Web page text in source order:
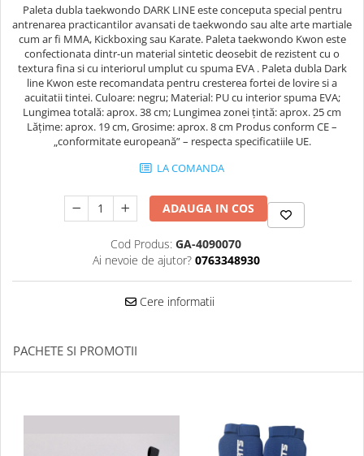
Palmare/Palete Box/Arte Martiale
Perne Antrenament Arte Martiale
Perne Antebrat/Pao
Manechini Arte Martiale
Echipament Antrenori
Imbracaminte sport
Sorturi Kickboxing / MMA
Trening/Compleu
Bluze / Hanorace/Geci
Echipament compresie
Genti Echipament
Proteze/Protectii dentare
Incaltaminte
Suprafete de lupta/Dotari sala
Suprafete de Lupta/Antrenament
Paleta dubla taekwondo DARK LINE este conceputa special pentru
antrenarea practicantilor avansati de taekwondo sau alte arte martiale
cum ar fi MMA, Kickboxing sau Karate. Paleta taekwondo Kwon este
confectionata dintr-un material sintetic deosebit de rezistent cu o
textura fina si cu interiorul umplut cu spuma EVA . Paleta dubla Dark
line Kwon este recomandata pentru cresterea fortei de lovire si a
acuitatii tintei. Culoare: negru; Material: PU cu interior spuma EVA;
Lungimea totală: aprox. 38 cm; Lungimea zonei țintă: aprox. 25 cm
Lățime: aprox. 19 cm, Grosime: aprox. 8 cm Produs conform CE –
„conformitate europeană” – respecta specificatiile UE.
LA COMANDA
ADAUGA IN COS
Cod Produs: GA-4090070
Ai nevoie de ajutor? 0763348930
Cere informatii
PACHETE SI PROMOTII